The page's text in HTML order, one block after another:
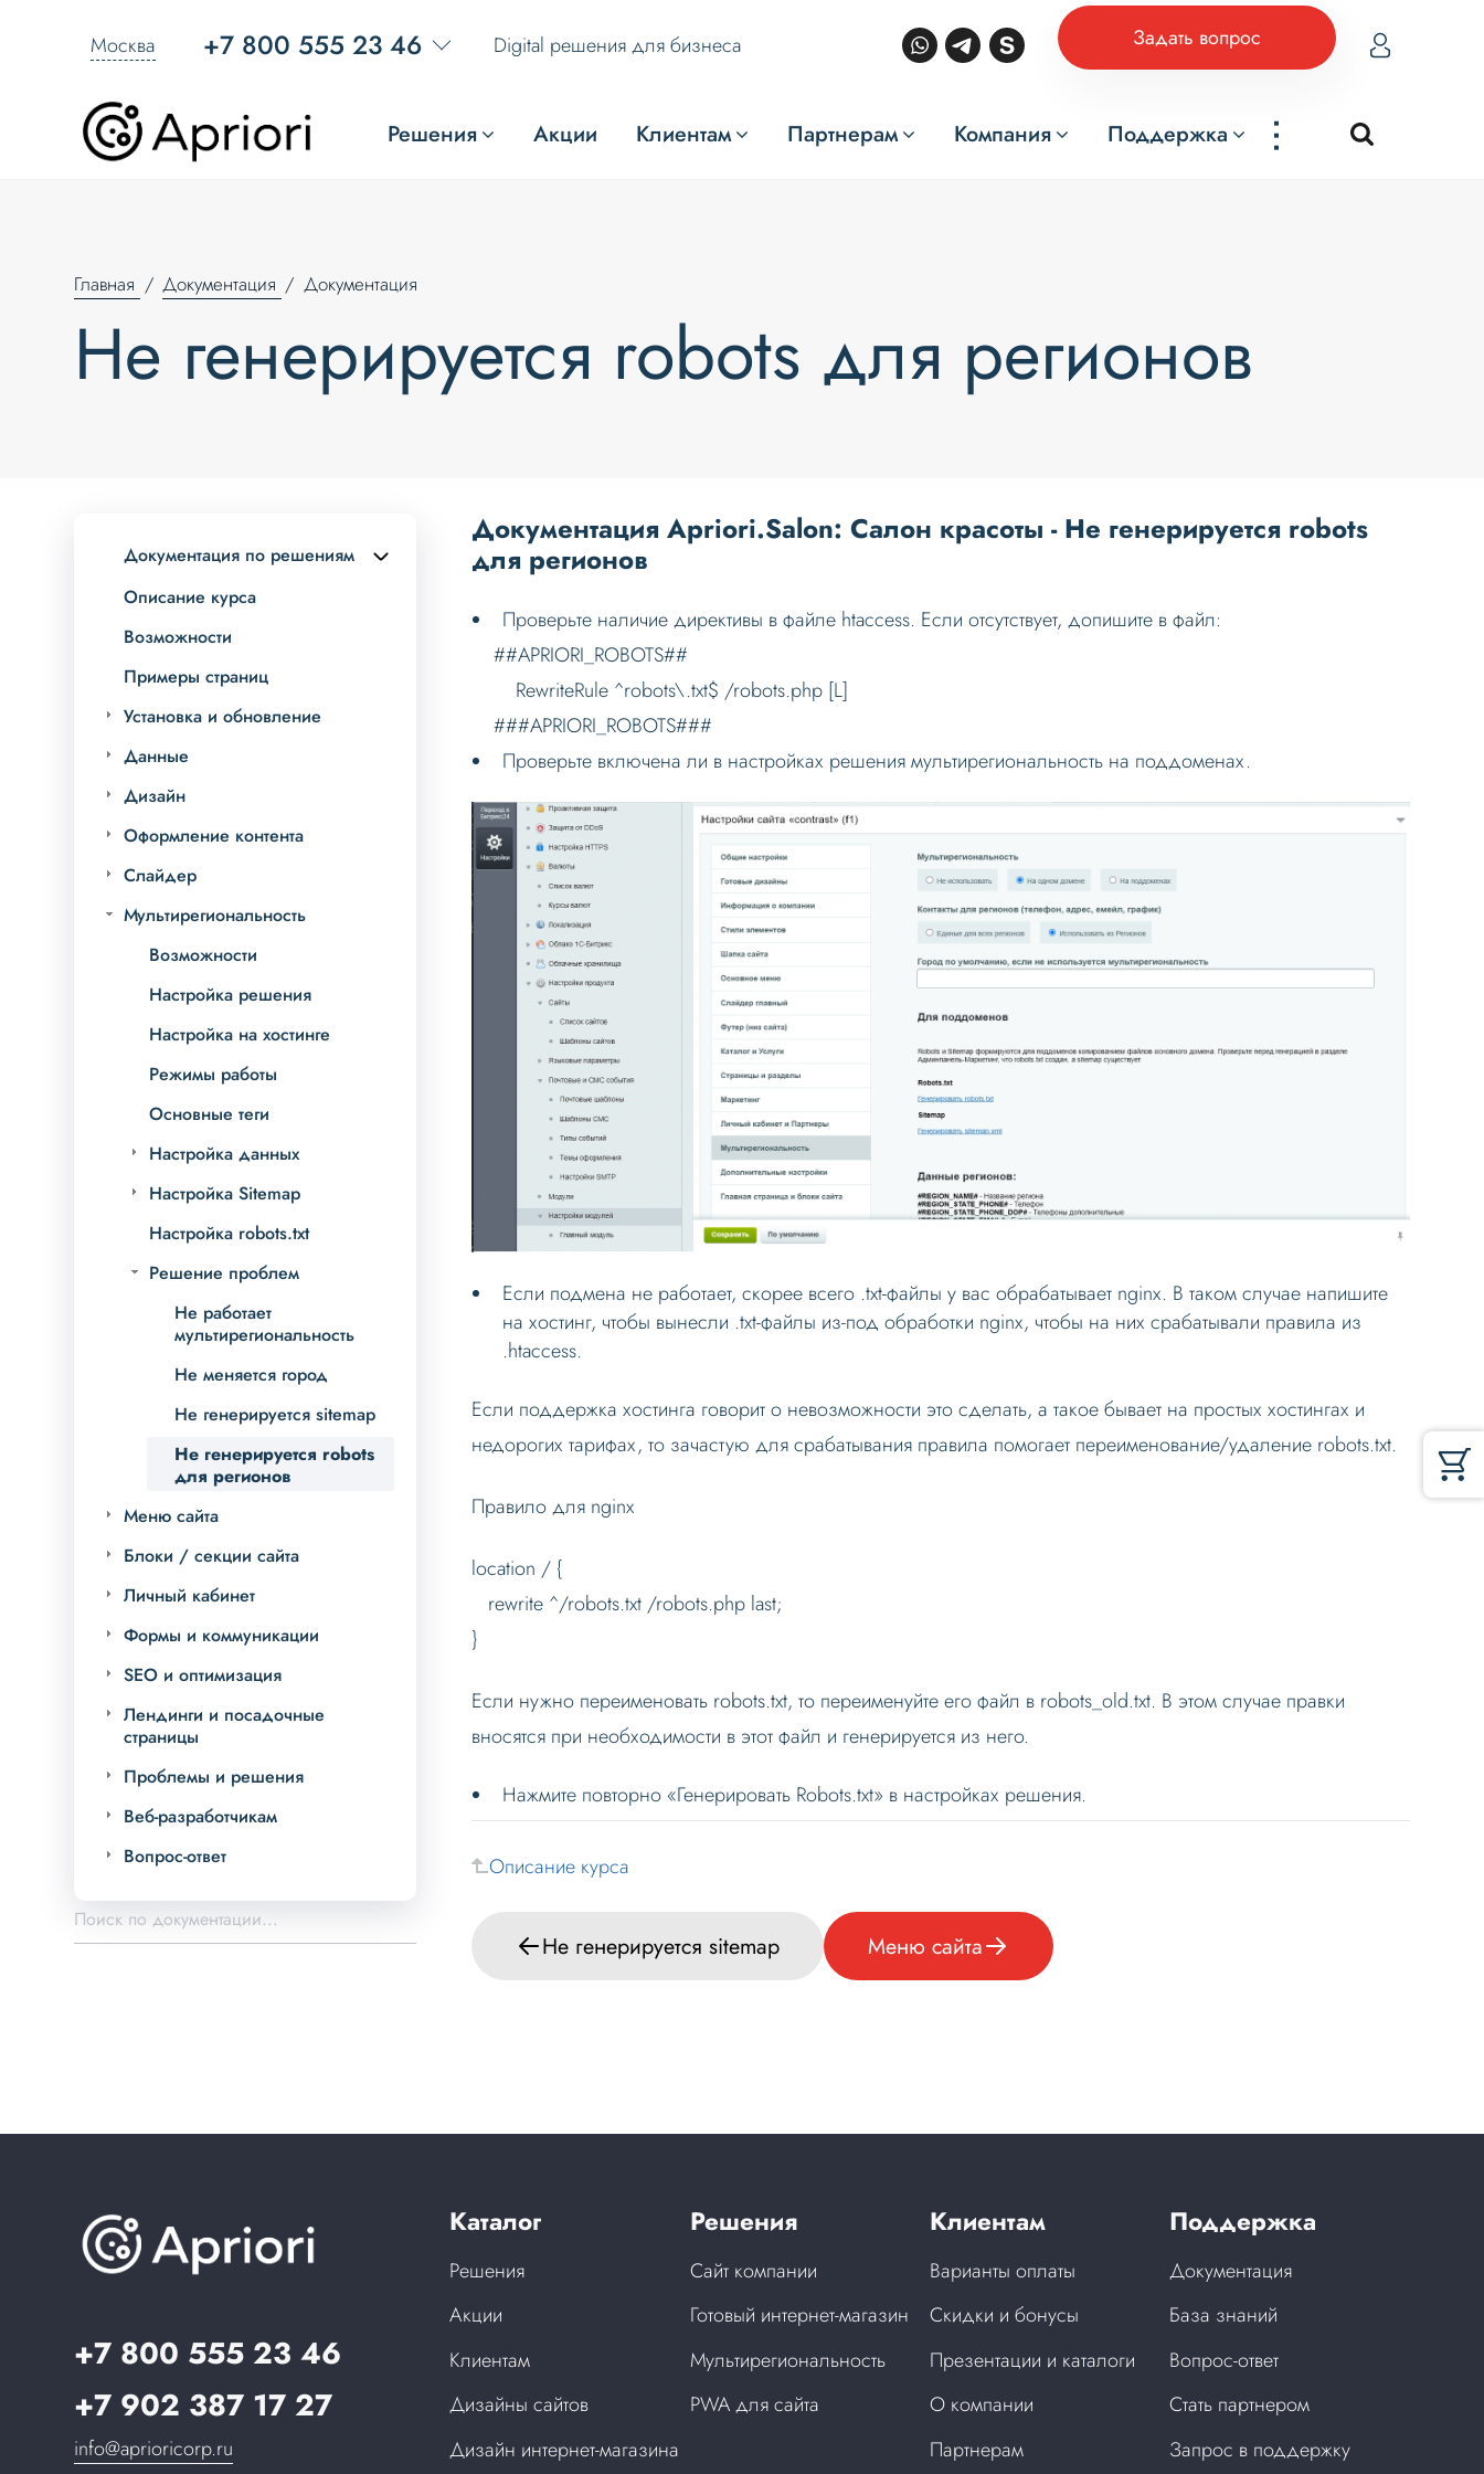
Москва +7 800 555 23 46 Digital решения для бизнеса Задать вопрос
Решения Акции Клиентам Партнерам Компания Поддержка ...
Главная Документация Документация
Не генерируется robots для регионов
Документация по решениям
Описание курса
Возможности
Примеры страниц
Установка и обновление
Данные
Дизайн
Оформление контента
Слайдер
Мультирегиональность
Возможности
Настройка решения
Настройка на хостинге
Режимы работы
Основные теги
Настройка данных
Настройка Sitemap
Настройка robots.txt
Решение проблем
Не работает
мультирегиональность
Не меняется город
Не генерируется sitemap
Не генерируется robots
для регионов
Меню сайта
Блоки / секции сайта
Личный кабинет
Формы и коммуникации
SEO и оптимизация
Лендинги и посадочные
страницы
Проблемы и решения
Веб-разработчикам
Вопрос-ответ
Документация Apriori.Salon: Салон красоты - Не генерируется robots
для регионов
Проверьте наличие директивы в файле htaccess. Если отсутствует, допишите в файл:
##APRIORI_ROBOTS##
RewriteRule ^robots\.txt$ /robots.php [L]
###APRIORI_ROBOTS###
Проверьте включена ли в настройках решения мультирегиональность на поддоменах.
Если подмена не работает, скорее всего .txt-файлы у вас обрабатывает nginx. В таком случае напишите
на хостинг, чтобы вынесли .txt-файлы из-под обработки nginx, чтобы на них срабатывали правила из
.htaccess.
Если поддержка хостинга говорит о невозможности это сделать, а такое бывает на простых хостингах и
недорогих тарифах, то зачастую для срабатывания правила помогает переименование/удаление robots.txt.
Правило для nginx
location / {
rewrite ^/robots.txt /robots.php last;
}
Если нужно переименовать robots.txt, то переименуйте его файл в robots_old.txt. В этом случае правки
вносятся при необходимости в этот файл и генерируется из него.
Нажмите повторно «Генерировать Robots.txt» в настройках решения.
Описание курса
Не генерируется sitemap Меню сайта
+7 800 555 23 46
+7 902 387 17 27
info@aprioricorp.ru
Каталог
Решения
Акции
Клиентам
Дизайны сайтов
Дизайн интернет-магазина
Решения
Сайт компании
Готовый интернет-магазин
Мультирегиональность
PWA для сайта
Клиентам
Варианты оплаты
Скидки и бонусы
Презентации и каталоги
О компании
Партнерам
Поддержка
Документация
База знаний
Вопрос-ответ
Стать партнером
Запрос в поддержку